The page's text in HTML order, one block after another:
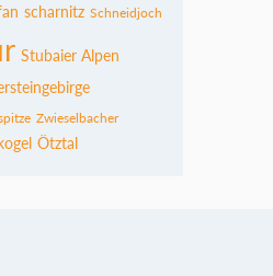
scharnitz Schneidjoch
Stubaier Alpen
Zwieselbacher
Ötztal